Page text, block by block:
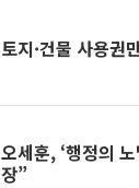
토지·건물 사용
오세훈, ‘행정의
장”